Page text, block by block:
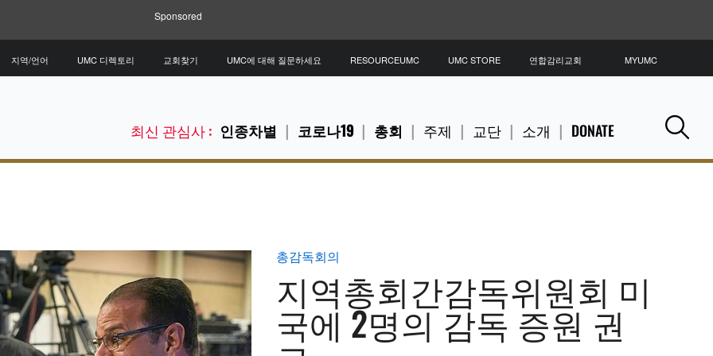
Sponsored
최신 관심사 : 인종차별 코로나19 총회 주제 교단 소개 DONATE
지역/언어 UMC 디렉토리 교회찾기 UMC에 대해 질문하세요 RESOURCEUMC UMC STORE 연합감리교회 MYUMC
총감독회의
지역총회간감독위원회 미
국에 2명의 감독 증원 권